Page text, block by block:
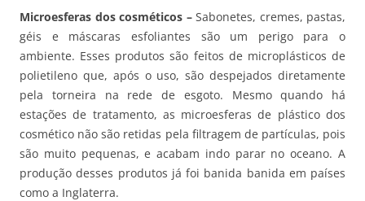
Microesferas dos cosméticos – Sabonetes, cremes, pastas,
géis e máscaras esfoliantes são um perigo para o
ambiente. Esses produtos são feitos de microplásticos de
polietileno que, após o uso, são despejados diretamente
pela torneira na rede de esgoto. Mesmo quando há
estações de tratamento, as microesferas de plástico dos
cosmético não são retidas pela filtragem de partículas, pois
são muito pequenas, e acabam indo parar no oceano. A
produção desses produtos já foi banida banida em países
como a Inglaterra.